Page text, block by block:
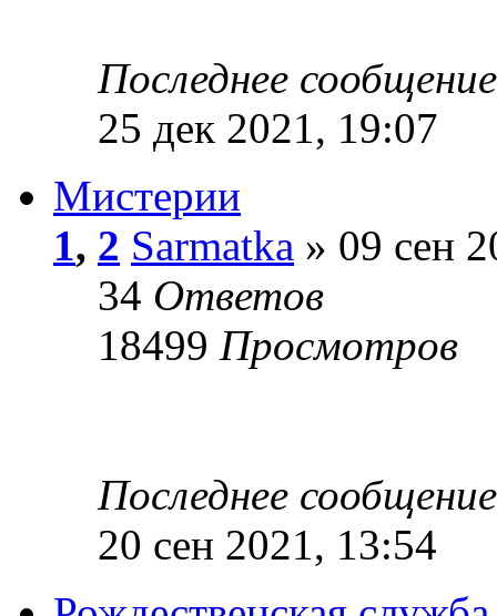
Последнее
25 дек 2021, 19:07
Мистерии
1, 2 Sarmatka » 09 сен
34 Ответов
18499 Просмотров
Последнее
20 сен 2021, 13:54